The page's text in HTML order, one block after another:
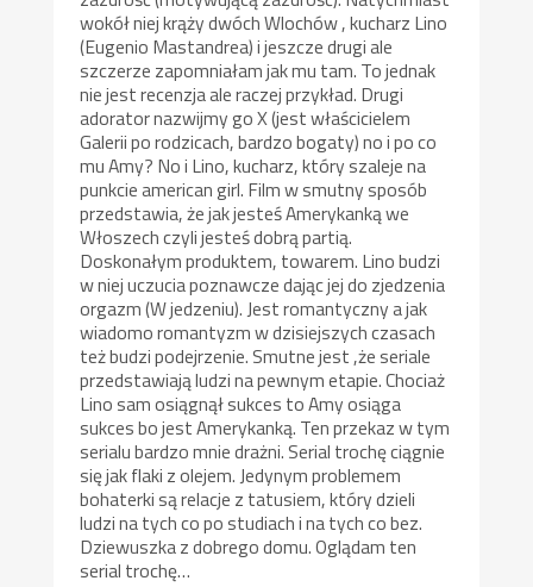
wokół niej krąży dwóch Wlochów , kucharz Lino
(Eugenio Mastandrea) i jeszcze drugi ale
szczerze zapomniałam jak mu tam. To jednak
nie jest recenzja ale raczej przykład. Drugi
adorator nazwijmy go X (jest właścicielem
Galerii po rodzicach, bardzo bogaty) no i po co
mu Amy? No i Lino, kucharz, który szaleje na
punkcie american girl. Film w smutny sposób
przedstawia, że jak jesteś Amerykanką we
Włoszech czyli jesteś dobrą partią.
Doskonałym produktem, towarem. Lino budzi
w niej uczucia poznawcze dając jej do zjedzenia
orgazm (W jedzeniu). Jest romantyczny a jak
wiadomo romantyzm w dzisiejszych czasach
też budzi podejrzenie. Smutne jest ,że seriale
przedstawiają ludzi na pewnym etapie. Chociaż
Lino sam osiągnął sukces to Amy osiąga
sukces bo jest Amerykanką. Ten przekaz w tym
serialu bardzo mnie drażni. Serial trochę ciągnie
się jak flaki z olejem. Jedynym problemem
bohaterki są relacje z tatusiem, który dzieli
ludzi na tych co po studiach i na tych co bez.
Dziewuszka z dobrego domu. Oglądam ten
serial trochę…